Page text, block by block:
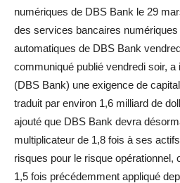
numériques de DBS Bank le 29
des services bancaires
automatiques de DBS Bank
communiqué publié vendredi soir,
(DBS Bank) une exigence de
traduit par environ 1,6 milliard de
ajouté que DBS Bank devra
multiplicateur de 1,8 fois à ses
risques pour le risque opérationnel,
1,5 fois précédemment appliqué